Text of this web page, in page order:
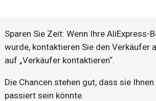
Sparen Sie Zeit: Wenn Ihre
wurde, kontaktieren Sie den Verkäufer
auf „Verkäufer kontaktieren“.
Die Chancen stehen gut, dass sie
passiert sein könnte.